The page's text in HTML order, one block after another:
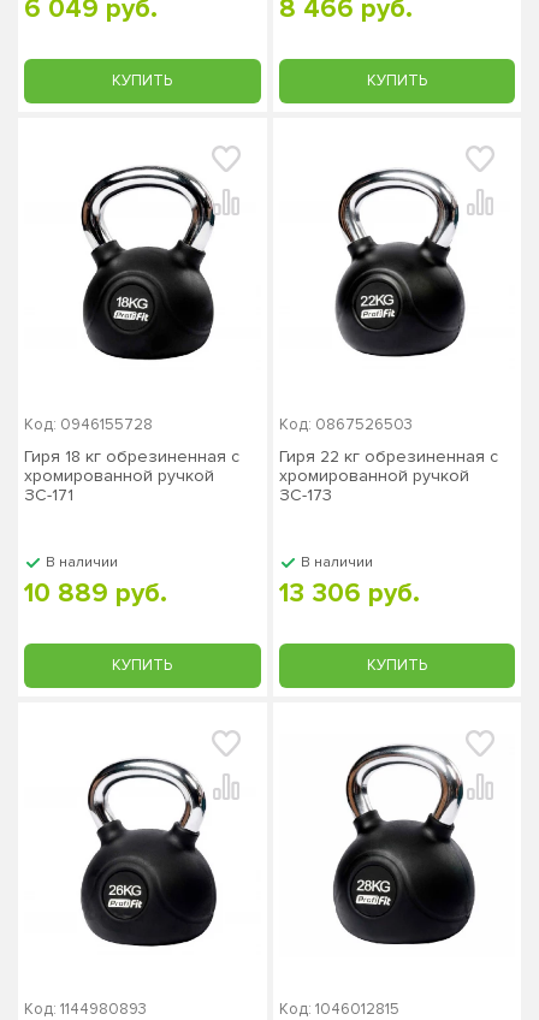
6 049 руб.
КУПИТЬ
8 466 руб.
КУПИТЬ
Код: 0946155728
Гиря 18 кг обрезиненная с
хромированной ручкой
ЗС-171
В наличии
10 889 руб.
КУПИТЬ
Код: 0867526503
Гиря 22 кг обрезиненная с
хромированной ручкой
ЗС-173
В наличии
13 306 руб.
КУПИТЬ
Код: 1144980893 Код: 1046012815